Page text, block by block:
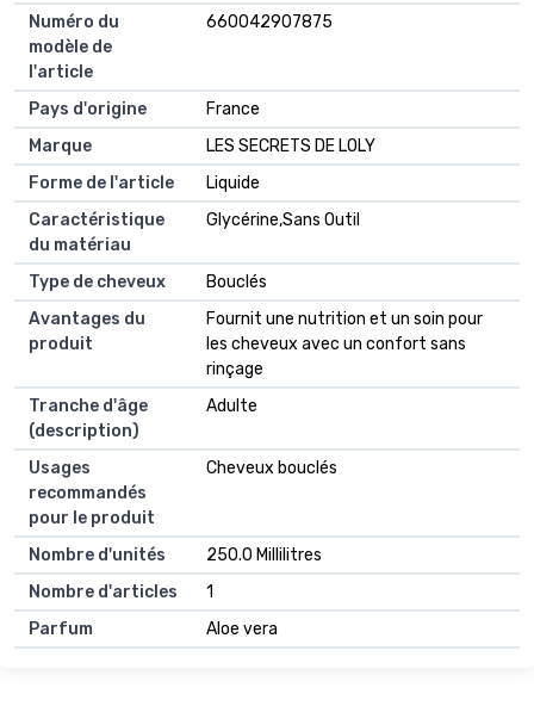
Numéro du
modèle de
l'article
660042907875
Pays d'origine
France
Marque
LES SECRETS DE LOLY
Forme de l'article
Liquide
Caractéristique
du matériau
Glycérine,Sans Outil
Type de cheveux
Bouclés
Avantages du
produit
Fournit une nutrition et un soin pour
les cheveux avec un confort sans
rinçage
Tranche d'âge
(description)
Adulte
Usages
recommandés
pour le produit
Cheveux bouclés
Nombre d'unités
250.0 Millilitres
Nombre d'articles
1
Parfum
Aloe vera